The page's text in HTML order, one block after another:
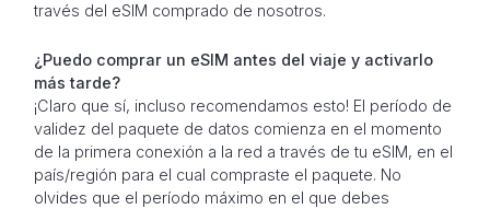
través del eSIM comprado de nosotros.
¿Puedo comprar un eSIM antes del viaje y activarlo
más tarde?
¡Claro que sí, incluso recomendamos esto! El período de
validez del paquete de datos comienza en el momento
de la primera conexión a la red a través de tu eSIM, en el
país/región para el cual compraste el paquete. No
olvides que el período máximo en el que debes